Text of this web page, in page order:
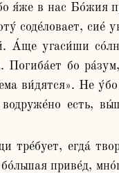
я́же в нас Бо́жия
соде́ловает, сие́
А́ще угаси́ши
бо
ви́дятся». Не
есть,
приве́д,